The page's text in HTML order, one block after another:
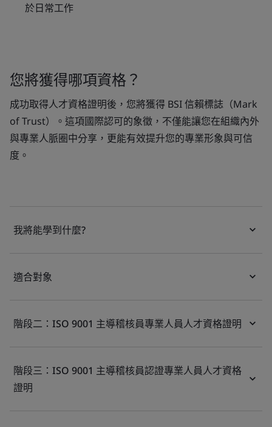
於日常工作
您將獲得哪項資格？
成功取得人才資格證明後，您將獲得 BSI 信賴標誌（Mark
of Trust）。這項國際認可的象徵，不僅能讓您在組織內外
與專業人脈圈中分享，更能有效提升您的專業形象與可信
度。
我將能學到什麼?
適合對象
階段二：ISO 9001 主導稽核員專業人員人才資格證明
階段三：ISO 9001 主導稽核員認證專業人員人才資格
證明